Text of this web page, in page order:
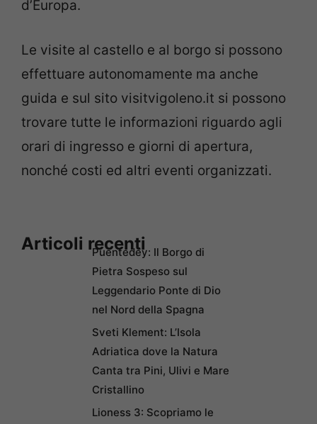
d’Europa.
Le visite al castello e al borgo si possono
effettuare autonomamente ma anche
guida e sul sito visitvigoleno.it si possono
trovare tutte le informazioni riguardo agli
orari di ingresso e giorni di apertura,
nonché costi ed altri eventi organizzati.
Articoli recentiPuentedey: Il Borgo di
Pietra Sospeso sul
Leggendario Ponte di Dio
nel Nord della Spagna
Sveti Klement: L’Isola
Adriatica dove la Natura
Canta tra Pini, Ulivi e Mare
Cristallino
Lioness 3: Scopriamo le